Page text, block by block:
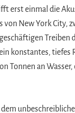
erst einmal die
von New York City,
Treiben
konstantes, tiefes
Tonnen an